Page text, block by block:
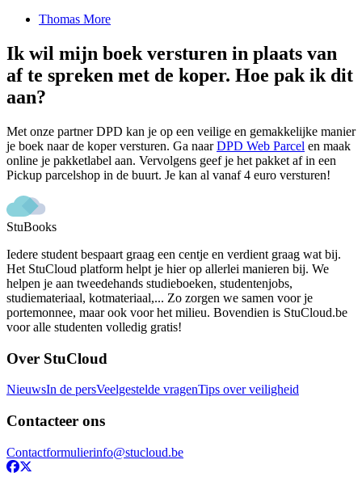
Thomas More
Ik wil mijn boek versturen in plaats van
af te spreken met de koper. Hoe pak ik dit
aan?
Met onze partner DPD kan je op een veilige en gemakkelijke manier
je boek naar de koper versturen. Ga naarDPD Web Parcel en maak
online je pakketlabel aan. Vervolgens geef je het pakket af in een
Pickup parcelshop in de buurt. Je kan al vanaf 4 euro versturen!
StuBooks
Iedere student bespaart graag een centje en verdient graag wat bij.
Het StuCloud platform helpt je hier op allerlei manieren bij. We
helpen je aan tweedehands studieboeken, studentenjobs,
studiemateriaal, kotmateriaal,... Zo zorgen we samen voor je
portemonnee, maar ook voor het milieu. Bovendien is StuCloud.be
voor alle studenten volledig gratis!
Over StuCloud
NieuwsIn de persVeelgestelde vragenTips over veiligheid
Contacteer ons
Contactformulierinfo@stucloud.be